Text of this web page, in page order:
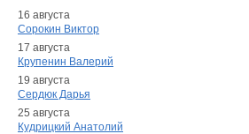
16 августа
Сорокин Виктор
17 августа
Крупенин Валерий
19 августа
Сердюк Дарья
25 августа
Кудрицкий Анатолий